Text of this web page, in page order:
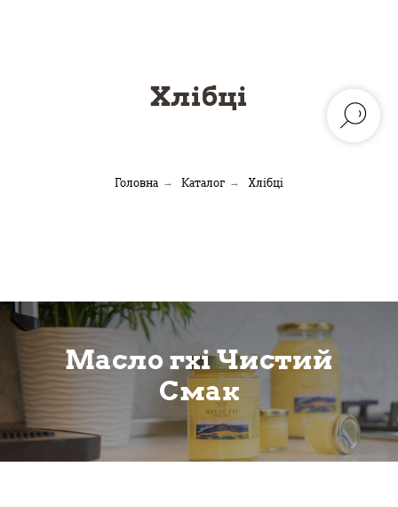
Хлібці
Головна → Каталог → Хлібці
Масло гхі Чистий
Смак